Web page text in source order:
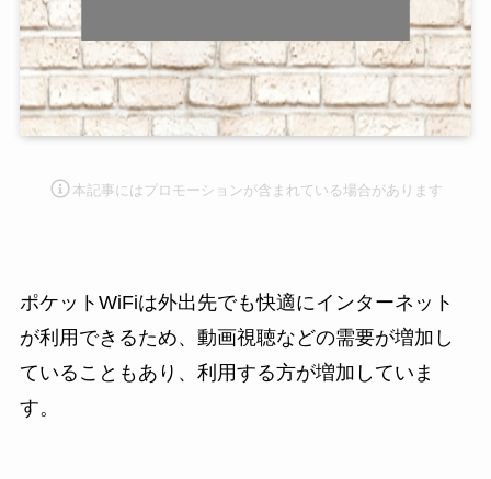
本記事にはプロモーションが含まれている場合があります
ポケットWiFiは外出先でも快適にインターネット
が利用できるため、動画視聴などの需要が増加し
ていることもあり、利用する方が増加していま
す。